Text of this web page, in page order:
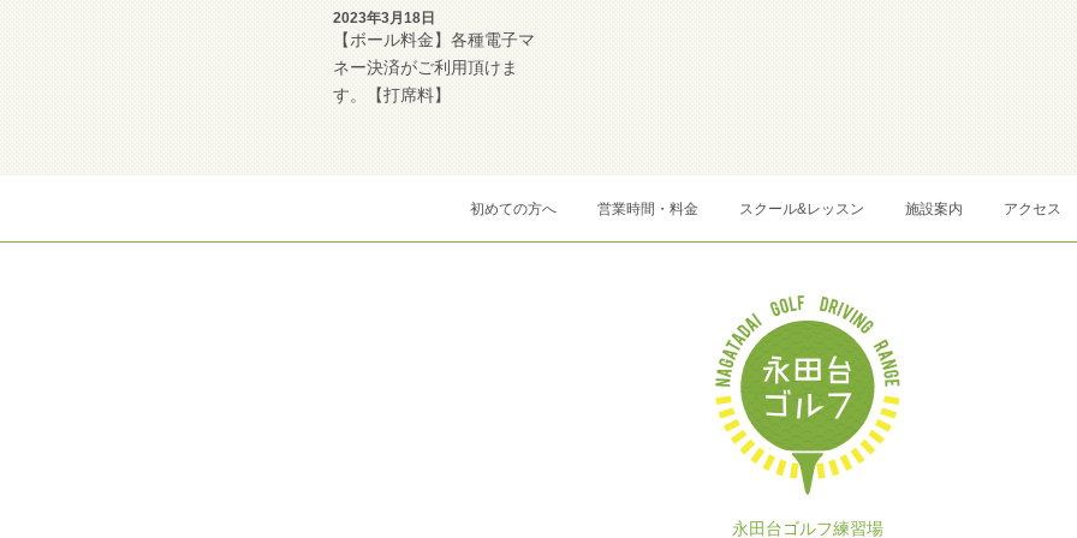
2023年3月18日
【ボール料金】各種電子マ
ネー決済がご利用頂けま
す。【打席料】
初めての方へ 営業時間・料金 スクール&レッスン 施設案内 アクセス
永田台ゴルフ練習場